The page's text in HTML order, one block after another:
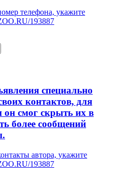
телефона, укажите
193887
специально
контактов, для
смог скрыть их в
более сообщений
автора, укажите
193887